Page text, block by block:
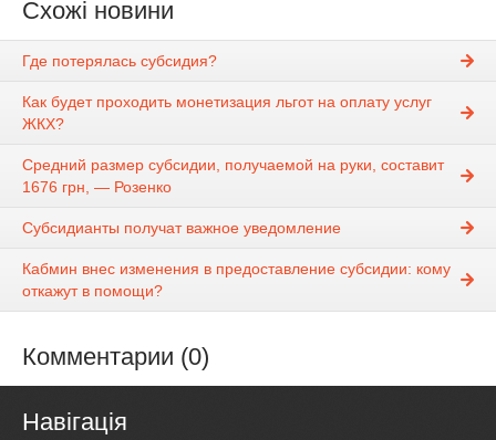
Схожі новини
Где потерялась субсидия?
Как будет проходить монетизация льгот на оплату услуг
ЖКХ?
Средний размер субсидии, получаемой на руки, составит
1676 грн, — Розенко
Субсидианты получат важное уведомление
Кабмин внес изменения в предоставление субсидии: кому
откажут в помощи?
Комментарии (0)
Навігація